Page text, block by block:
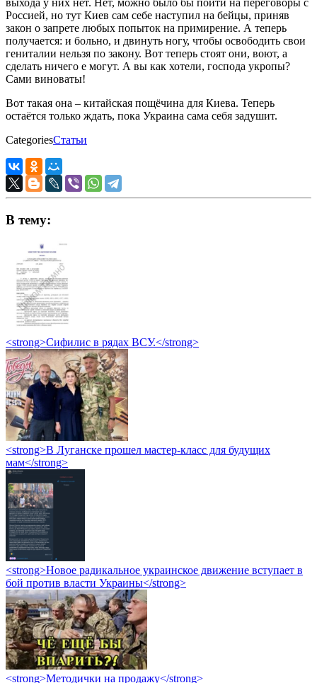
выхода у них нет. Нет, можно было бы пойти на переговоры с
Россией, но тут Киев сам себе наступил на бейцы, приняв
закон о запрете любых попыток на примирение. А теперь
получается: и больно, и двинуть ногу, чтобы освободить свои
гениталии нельзя по закону. Вот теперь стоят они, воют, а
сделать ничего е могут. А вы как хотели, господа укропы?
Сами виноваты!
Вот такая она – китайская пощёчина для Киева. Теперь
остаётся только ждать, пока Украина сама себя задушит.
CategoriesСтатьи
В тему:
<strong>Сифилис в рядах ВСУ.</strong>
<strong>В Луганске прошел мастер-класс для будущих
мам</strong>
<strong>Новое радикальное украинское движение вступает в
бой против власти Украины</strong>
<strong>Методички на продажу</strong>